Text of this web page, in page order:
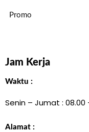
Promo
Jam Kerja
Waktu :
Senin – Jumat : 08.00
Alamat :